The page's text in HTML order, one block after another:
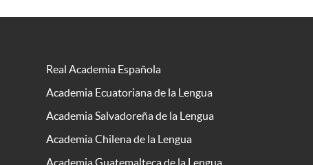
Real Academia Española
Academia Ecuatoriana de la Lengua
Academia Salvadoreña de la Lengua
Academia Chilena de la Lengua
Academia Guatemalteca de la Lengua